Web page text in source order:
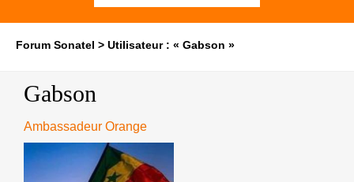
Forum Sonatel Utilisateur : « Gabson »
Gabson
Ambassadeur Orange